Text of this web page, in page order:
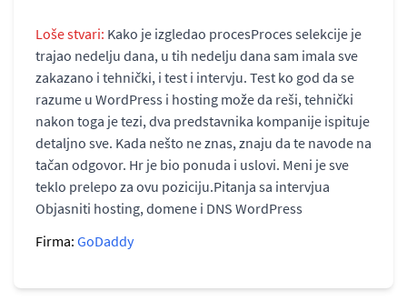
Loše stvari: Kako je izgledao procesProces selekcije je
trajao nedelju dana, u tih nedelju dana sam imala sve
zakazano i tehnički, i test i intervju. Test ko god da se
razume u WordPress i hosting može da reši, tehnički
nakon toga je tezi, dva predstavnika kompanije ispituje
detaljno sve. Kada nešto ne znas, znaju da te navode na
tačan odgovor. Hr je bio ponuda i uslovi. Meni je sve
teklo prelepo za ovu poziciju.Pitanja sa intervjua
Objasniti hosting, domene i DNS WordPress
Firma: GoDaddy